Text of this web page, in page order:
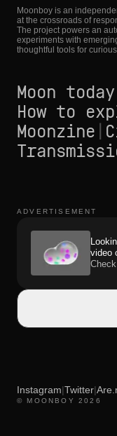
Moonboy is an
at the crossroads of
The project powers an
experiments with
thoughtful tools for
Moon today
How to
Moonzine
ADVERTISEMENT
video
Instagram|Twitter|
© MOONBOY 2026